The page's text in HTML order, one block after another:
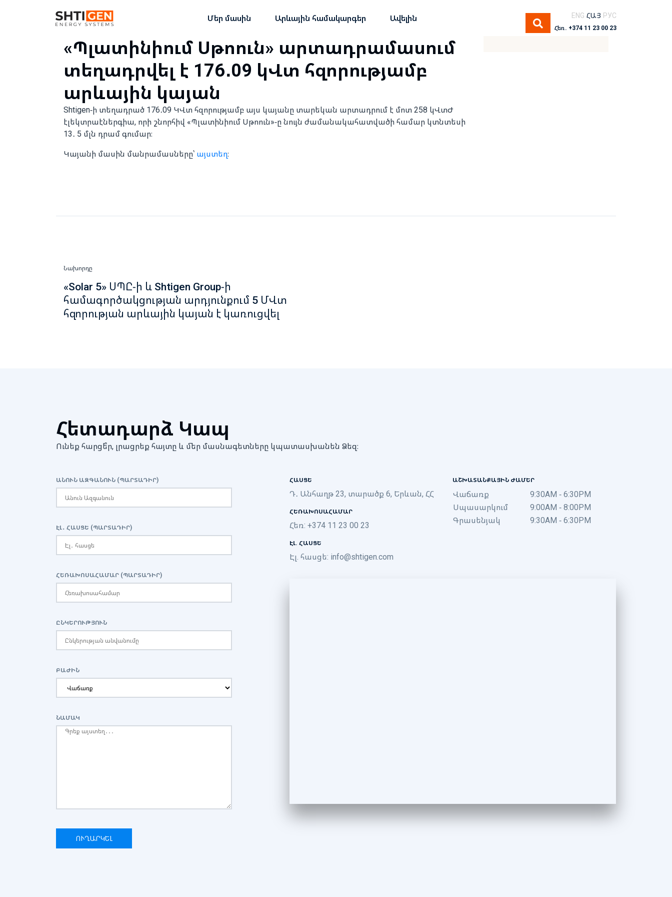
Մեր մասին Արևային համակարգեր Ավելին ENG ՀԱՅ РУС
Հեռ. +374 11 23 00 23
«Պլատինիում Սթոուն» արտադրամասում
տեղադրվել է 176․09 կՎտ հզորությամբ
արևային կայան
Shtigen-ի տեղադրած 176․09 ԿՎտ հզորությամբ այս կայանը տարեկան արտադրում է մոտ 258 կՎտԺ
էլեկտրաէներգիա, որի շնորհիվ «Պլատինիում Սթոուն»-ը նույն ժամանակահատվածի համար կտնտեսի
13․ 5 մլն դրամ գումար։
Կայանի մասին մանրամասները՝ այստեղ։
Նախորդը
«Solar 5» ՍՊԸ-ի և Shtigen Group-ի
համագործակցության արդյունքում 5 ՄՎտ
հզորության արևային կայան է կառուցվել
Հետադարձ Կապ
Ունեք հարցե՞ր, լրացրեք հայտը և մեր մասնագետները կպատասխանեն Ձեզ։
ԱՆՈՒՆ ԱԶԳԱՆՈՒՆ (ՊԱՐՏԱԴԻՐ)
ԷԼ․ ՀԱՍՑԵ (ՊԱՐՏԱԴԻՐ)
ՀԵՌԱԽՈՍԱՀԱՄԱՐ (ՊԱՐՏԱԴԻՐ)
ԸՆԿԵՐՈՒԹՅՈՒՆ
ԲԱԺԻՆ
ՆԱՄԱԿ
ՀԱՍՑԵ
Դ․ Անհաղթ 23, տարածք 6, Երևան, ՀՀ
ՀԵՌԱԽՈՍԱՀԱՄԱՐ
Հեռ: +374 11 23 00 23
ԷԼ. ՀԱՍՑԵ
Էլ. հասցե: info@shtigen.com
ԱՇԽԱՏԱՆՔԱՅԻՆ ԺԱՄԵՐ
Վաճառք
9:30AM - 6:30PM
Սպասարկում
9:00AM - 8:00PM
Գրասենյակ
9:30AM - 6:30PM